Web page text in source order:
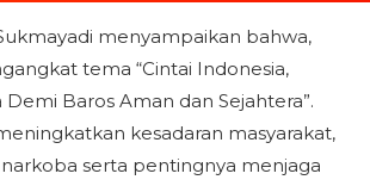
menyampaikan bahwa,
tema “Cintai Indonesia,
Baros Aman dan Sejahtera”.
kesadaran masyarakat,
serta pentingnya menjaga